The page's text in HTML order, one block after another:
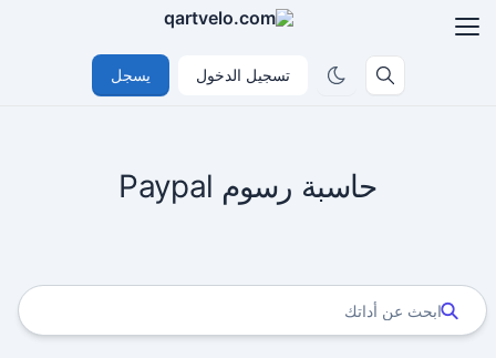
تسجيل الدخول يسجل
حاسبة رسوم Paypal